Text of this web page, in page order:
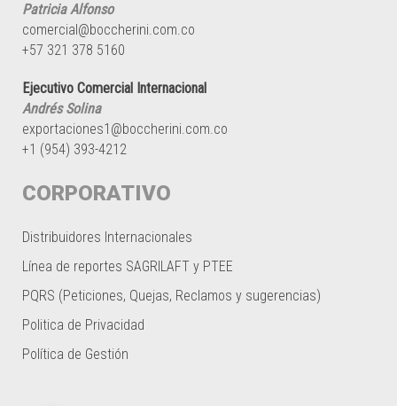
Patricia Alfonso
comercial@boccherini.com.co
+57 321 378 5160
Ejecutivo Comercial Internacional
Andrés Solina
exportaciones1@boccherini.com.co
+1 (954) 393-4212
CORPORATIVO
Distribuidores Internacionales
Línea de reportes SAGRILAFT y PTEE
PQRS (Peticiones, Quejas, Reclamos y sugerencias)
Politica de Privacidad
Política de Gestión